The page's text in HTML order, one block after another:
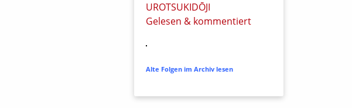
UROTSUKIDŌJI
Gelesen & kommentiert
Alte Folgen im Archiv lesen